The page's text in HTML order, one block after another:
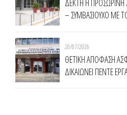
ΔΕΚΤΗ Η ΠΡΟΣΩΡΙΝΗ
– ΣΥΜΒΑΣΙΟΥΧΟ ΜΕ
20/07/2026
ΘΕΤΙΚΗ ΑΠΟΦΑΣΗ
ΔΙΚΑΙΩΝΕΙ ΠΕΝΤΕ